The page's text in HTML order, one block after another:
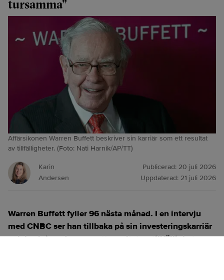
tursamma”
Affärsikonen Warren Buffett beskriver sin karriär som ett resultat
av tillfälligheter. (Foto: Nati Harnik/AP/TT)
Karin
Andersen
Publicerad: 20 juli 2026
Uppdaterad: 21 juli 2026
Warren Buffett fyller 96 nästa månad. I en intervju
med CNBC ser han tillbaka på sin investeringskarriär
och beskriver den som ett resultat av tillfälligheter.